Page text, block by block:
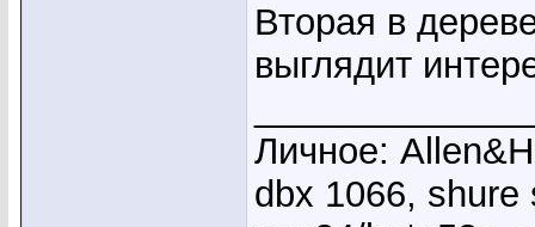
Вторая в
выглядит
Личное:
dbx 1066,